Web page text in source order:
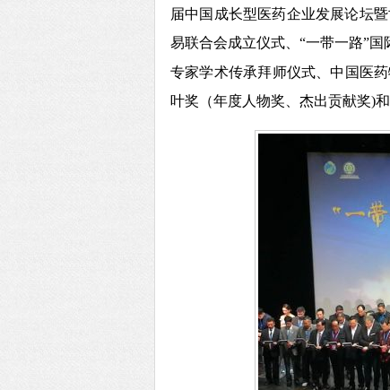
届中国成长型医药企业发展论坛
易联合会成立仪式、 “一带一路”国
专家学术传承拜师仪式、中国医
叶奖（年度人物奖、杰出贡献奖)